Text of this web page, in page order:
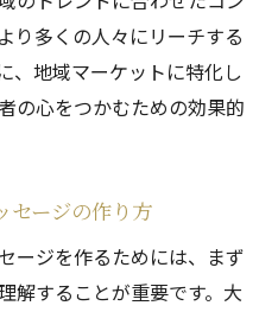
り多くの人々にリーチする
、地域マーケットに特化し
の心をつかむための効果的
セージの作り方
ージを作るためには、まず
解することが重要です。大